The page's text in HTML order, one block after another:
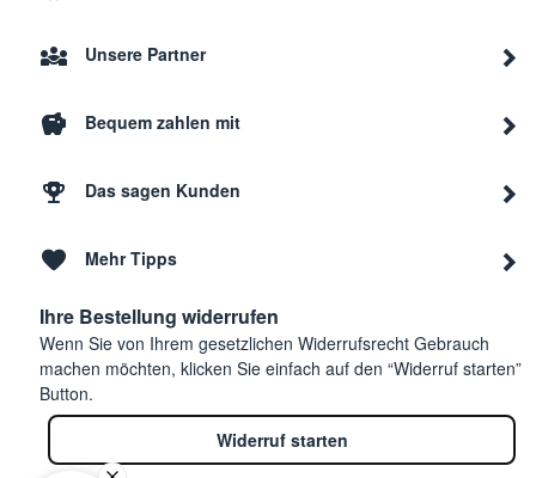
Unsere Partner
Bequem zahlen mit
Das sagen Kunden
Mehr Tipps
Ihre Bestellung widerrufen
Wenn Sie von Ihrem gesetzlichen Widerrufsrecht Gebrauch
machen möchten, klicken Sie einfach auf den “Widerruf starten”
Button.
Widerruf starten